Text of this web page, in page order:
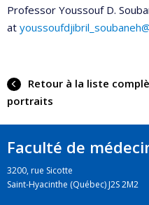
Professor Youssouf D.
at
Retour à la liste
portraits
Faculté de
3200, rue Sicotte
Saint-Hyacinthe (Québec) J2S 2M2